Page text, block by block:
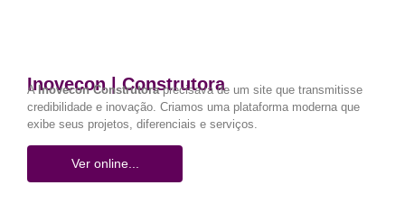
Inovecon | Construtora
A Inovecon Construtoraprecisava de um site que transmitisse
credibilidade e inovação. Criamos uma plataforma moderna que
exibe seus projetos, diferenciais e serviços.
Ver online...